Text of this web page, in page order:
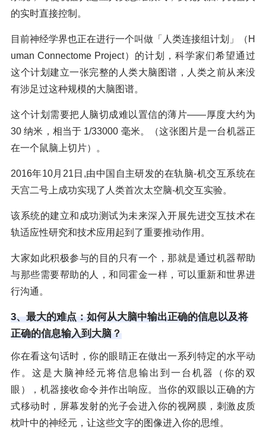
的实时直接控制。
目前神经学界也正在进行一个叫做「人类连接组计划」（H
uman Connectome Project）的计划，科学家们希望通过
这个计划建立一张完整的人类大脑图谱，人类之前从来没
有涉足过这种规模的大脑图谱。
这个计划需要把人脑切成难以置信的薄片——厚度大约为
30 纳米，相当于 1/33000 毫米。（这张图片是一台机器正
在一个鼠脑上切片）。
2016年10月21日,由中国自主研发的在轨脑-机交互系统在
天宫二号上成功实现了人类首次太空脑-机交互实验。
该系统的建立和成功测试为未来深入开展先进交互技术在
轨适应性研究和技术应用起到了重要推动作用。
大家如此积极参与的目的只有一个，那就是通过机器帮助
与那些需要帮助的人，和同霍金一样，可以重新和世界进
行沟通。
3、最大的难点：如何从大脑中输出正确的信息以及将
正确的信息输入到大脑？
你在看这句话时，你的眼睛正在做出一系列特定的水平动
作。这是大脑神经元将信息输出到一台机器（你的双
眼），机器接收命令并作出响应。当你的双眼以正确的方
式移动时，屏幕发射的光子会进入你的视网膜，刺激皮质
枕叶中的神经元，让这些文字的图像进入你的思维。